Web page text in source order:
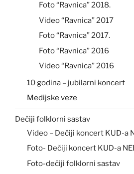
Foto “Ravnica” 2018.
Video “Ravnica” 2017
Foto “Ravnica” 2017.
Foto “Ravnica” 2016
Video “Ravnica” 2016
10 godina – jubilarni koncert
Medijske veze
Dečiji folklorni sastav
Video – Dečiji koncert KUD-a
Foto- Dečiji koncert KUD-a
Foto-dečiji folklorni sastav